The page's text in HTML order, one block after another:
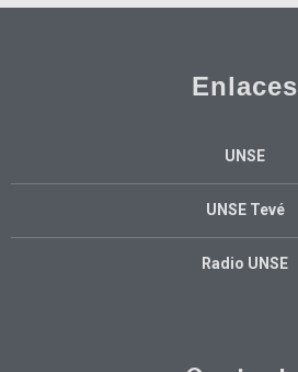
Enlaces
UNSE
UNSE Tevé
Radio UNSE